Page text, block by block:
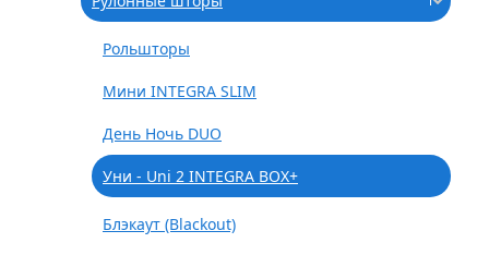
Рольшторы
Мини INTEGRA SLIM
День Ночь DUO
Уни - Uni 2 INTEGRA BOX+
Блэкаут (Blackout)